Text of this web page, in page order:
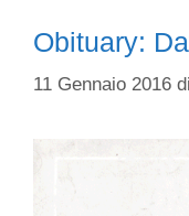
Obituary:
11 Gennaio 2016 di